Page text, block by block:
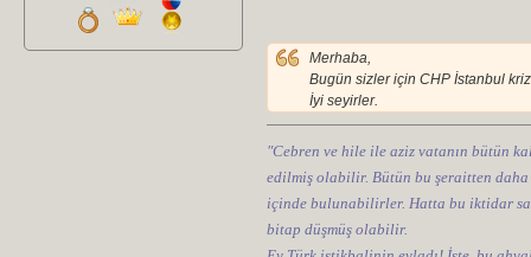
Merhaba,
Bugün sizler için CHP İstanbul
İyi seyirler.
"Cebren ve hile ile aziz vatanın bütün
edilmiş olabilir. Bütün bu şeraitten
içinde bulunabilirler. Hatta bu iktidar
bitap düşmüş olabilir.